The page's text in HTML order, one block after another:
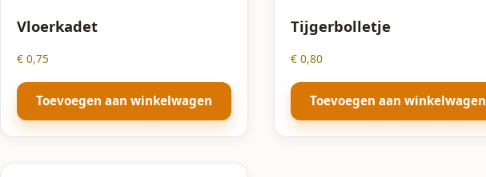
Vloerkadet
€ 0,75
Toevoegen aan winkelwagen
Tijgerbolletje
€ 0,80
Toevoegen aan winkelwagen